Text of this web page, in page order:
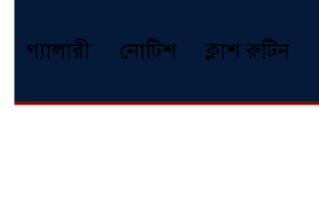
গ্যালারী নোটিশ ক্লাশ রুটিন